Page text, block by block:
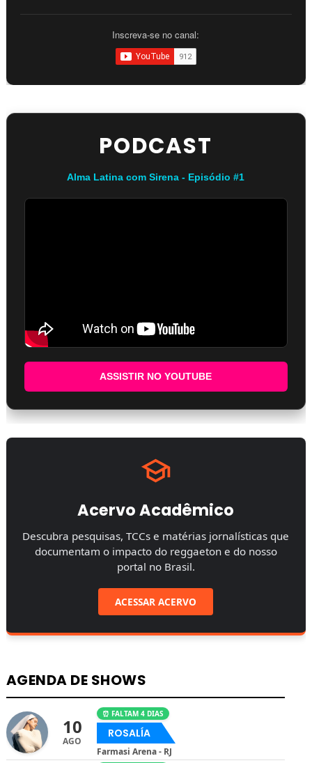
Inscreva-se no canal:
PODCAST
Alma Latina com Sirena - Episódio #1
ASSISTIR NO YOUTUBE
Acervo Acadêmico
Descubra pesquisas, TCCs e matérias jornalísticas que
documentam o impacto do reggaeton e do nosso
portal no Brasil.
ACESSAR ACERVO
AGENDA DE SHOWS
10
AGO
⏰ FALTAM 4 DIAS
ROSALÍA
Farmasi Arena - RJ